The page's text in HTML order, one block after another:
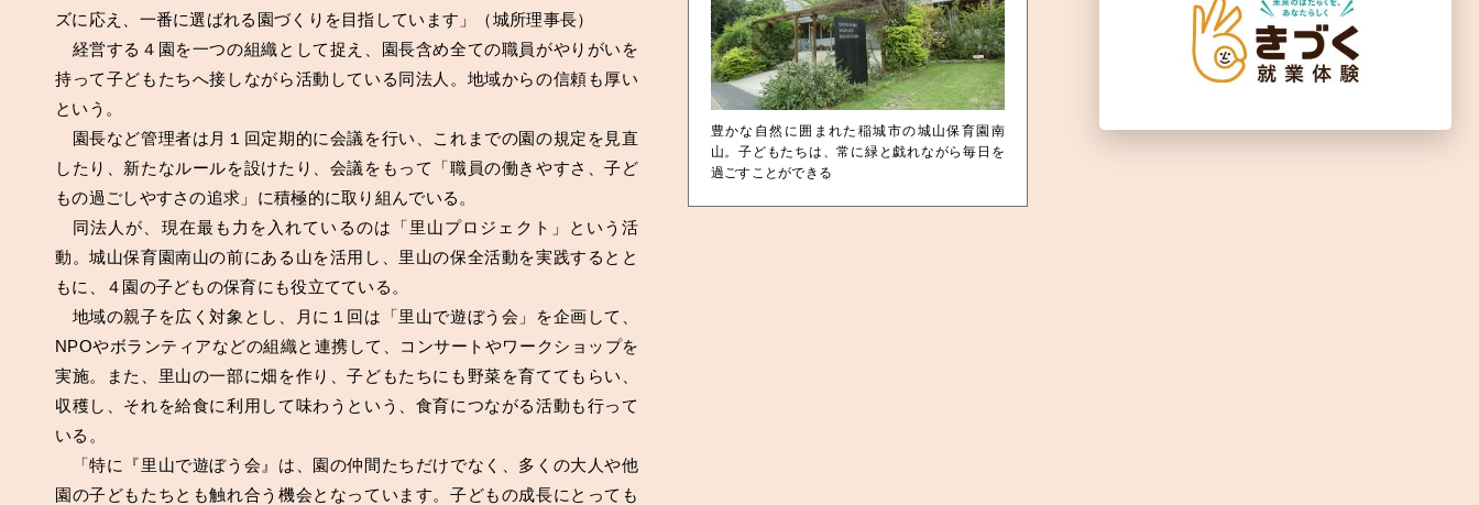
ズに応え、一番に選ばれる園づくりを目指しています」（城所理事長）
経営する４園を一つの組織として捉え、園長含め全ての職員がやりがいを
持って子どもたちへ接しながら活動している同法人。地域からの信頼も厚い
という。
園長など管理者は月１回定期的に会議を行い、これまでの園の規定を見直
したり、新たなルールを設けたり、会議をもって「職員の働きやすさ、子ど
もの過ごしやすさの追求」に積極的に取り組んでいる。
同法人が、現在最も力を入れているのは「里山プロジェクト」という活
動。城山保育園南山の前にある山を活用し、里山の保全活動を実践するとと
もに、４園の子どもの保育にも役立てている。
地域の親子を広く対象とし、月に１回は「里山で遊ぼう会」を企画して、
NPOやボランティアなどの組織と連携して、コンサートやワークショップを
実施。また、里山の一部に畑を作り、子どもたちにも野菜を育ててもらい、
収穫し、それを給食に利用して味わうという、食育につながる活動も行って
いる。
「特に『里山で遊ぼう会』は、園の仲間たちだけでなく、多くの大人や他
園の子どもたちとも触れ合う機会となっています。子どもの成長にとっても
豊かな自然に囲まれた稲城市の城山保育園南
山。子どもたちは、常に緑と戯れながら毎日を
過ごすことができる